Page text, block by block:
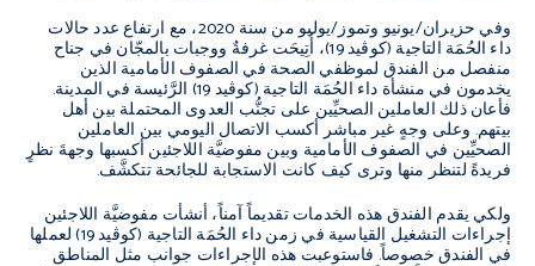
وفي حزيران/يونيو وتموز/يوليو من سنة 2020، مع ارتفاع عدد حالات
داء الحُمَة التاجية (كوڤيد 19)، أُتِيحَت غرفةٌ ووجبات بالمجّان في جناح
منفصل من الفندق لموظفي الصحة في الصفوف الأمامية الذين
يخدمون في منشأة داء الحُمَة التاجية (كوڤيد 19) الرَّئيسة في المدينة.
فأعان ذلك العاملين الصحيِّين على تجنُّب العدوى المحتملة بين أهل
بيتهم. وعلى وجهٍ غير مباشر أكسب الاتصال اليومي بين العاملين
الصحيِّين في الصفوف الأمامية وبين مفوضيَّة اللاجئين أكسبها وجهةَ نظرٍ
فريدةً لتنظر منها وترى كيف كانت الاستجابة للجائحة تتكشَّف.
ولكي يقدم الفندق هذه الخدمات تقديماً آمناً، أنشأت مفوضيَّة اللاجئين
إجراءات التشغيل القياسية في زمن داء الحُمَة التاجية (كوڤيد 19) لعملها
في الفندق خصوصاً. فاستوعبت هذه الإجراءات جوانب مثل المناطق